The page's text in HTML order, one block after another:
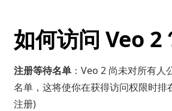
如何访问 Veo 2
注册等待名单 ：Veo 2 尚未对所有
名单，这将使你在获得访问权限时排
注册)